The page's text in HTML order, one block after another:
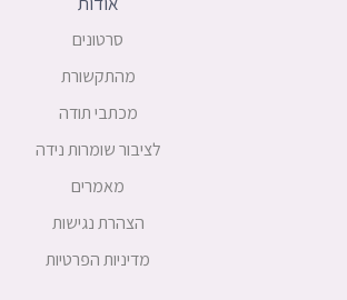
סרטונים
מהתקשורת
מכתבי תודה
לציבור שומרות נידה
מאמרים
הצהרת נגישות
מדיניות הפרטיות